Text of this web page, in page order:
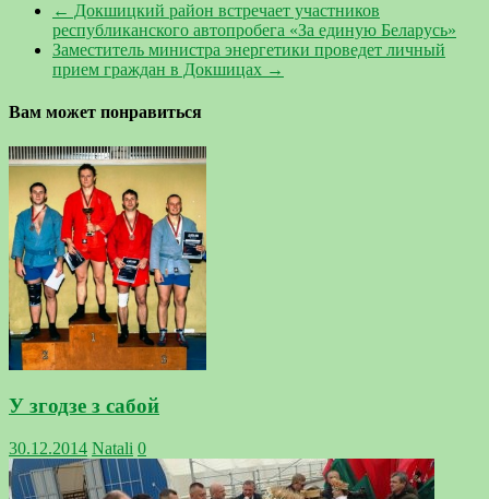
← Докшицкий район встречает участников
республиканского автопробега «За единую Беларусь»
Заместитель министра энергетики проведет личный
прием граждан в Докшицах →
Вам может понравиться
У згодзе з сабой
30.12.2014 Natali 0